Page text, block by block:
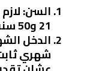
السن:
21 و50 سنة.
الدخل
شهري